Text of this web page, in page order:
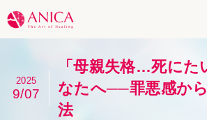
「母親失格…死にた
なたへ──罪悪感か
法
2025
9/07